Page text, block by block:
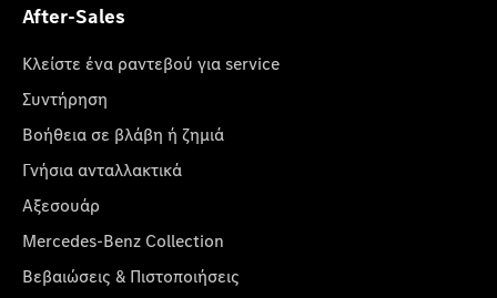
After-Sales
Κλείστε ένα ραντεβού για service
Συντήρηση
Βοήθεια σε βλάβη ή ζημιά
Γνήσια ανταλλακτικά
Αξεσουάρ
Mercedes-Benz Collection
Βεβαιώσεις & Πιστοποιήσεις